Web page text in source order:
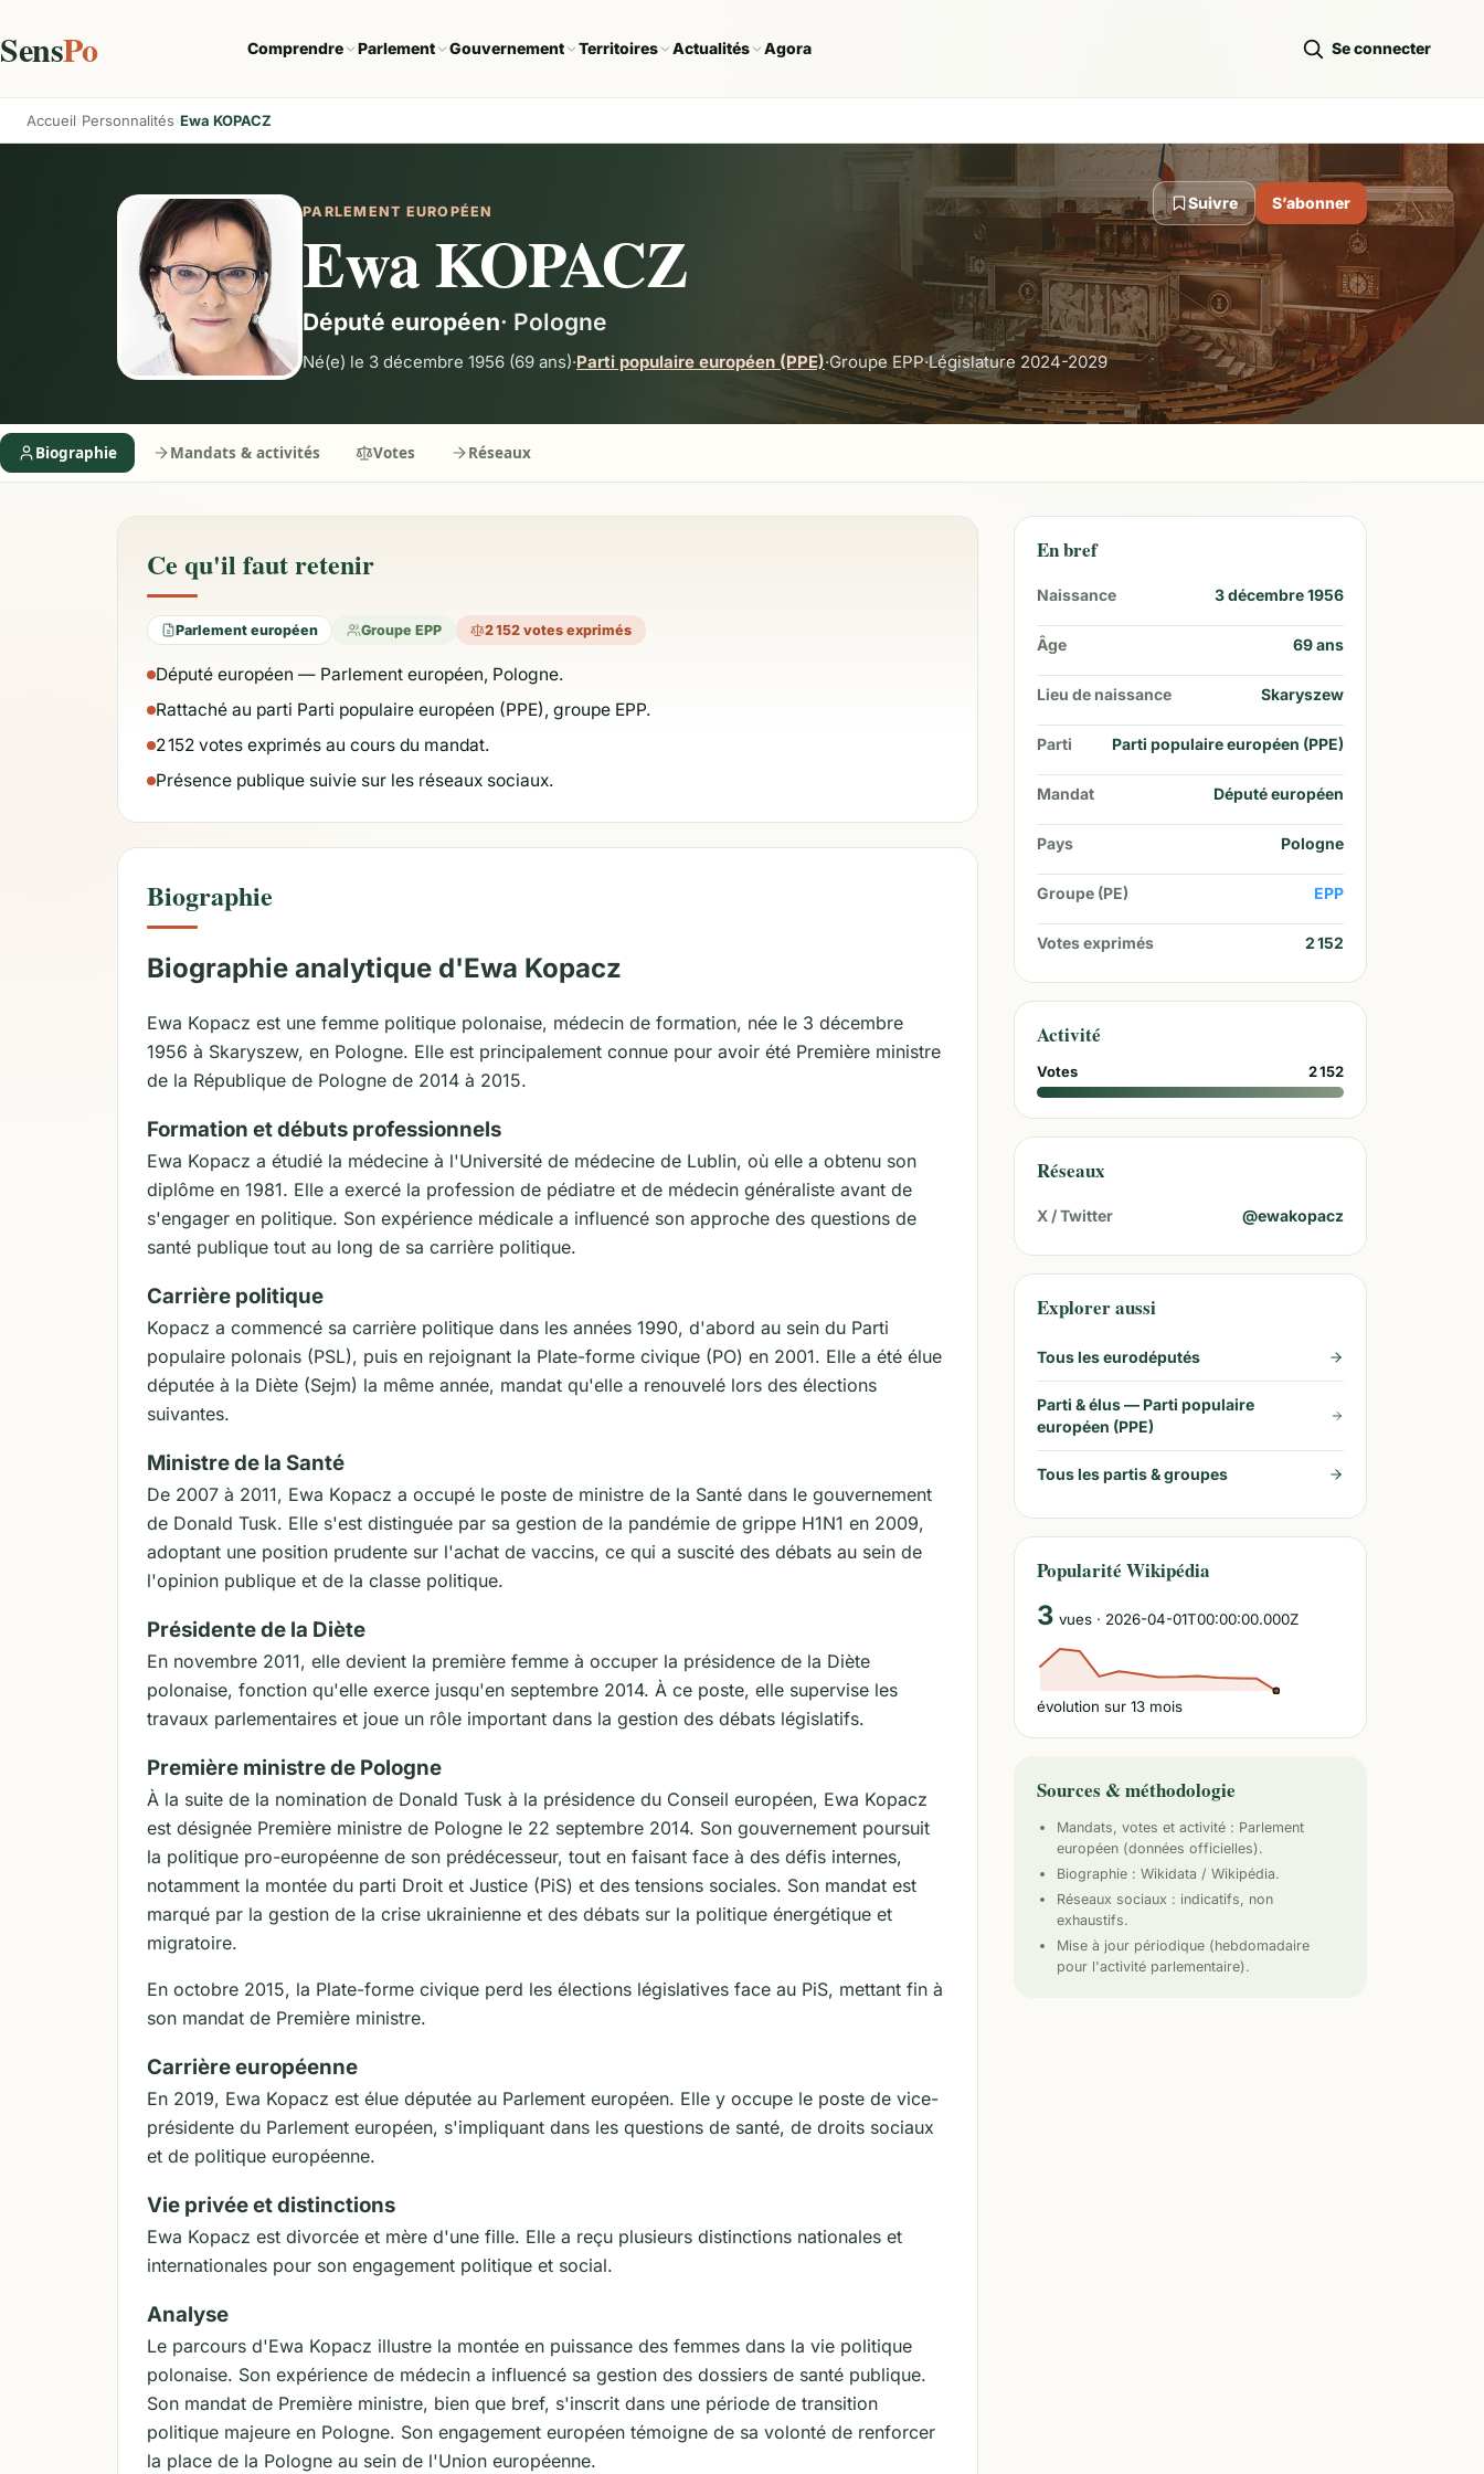
SensPo Comprendre Parlement Gouvernement Territoires Actualités Agora Se connecter
Accueil Personnalités Ewa KOPACZ
PARLEMENT EUROPÉEN
Ewa KOPACZ
Député européen· Pologne
Né(e) le 3 décembre 1956 (69 ans)·Parti populaire européen (PPE)·GroupeEPP·Législature 2024-2029
Suivre S’abonner
Biographie Mandats & activités Votes Réseaux
Ce qu'il faut retenir
Parlement européen Groupe EPP 2 152 votes exprimés
Député européen — Parlement européen, Pologne.
Rattaché au parti Parti populaire européen (PPE), groupe EPP.
2 152 votes exprimés au cours du mandat.
Présence publique suivie sur les réseaux sociaux.
Biographie
Biographie analytique d'Ewa Kopacz
Ewa Kopacz est une femme politique polonaise, médecin de formation, née le 3 décembre
1956 à Skaryszew, en Pologne. Elle est principalement connue pour avoir été Première ministre
de la République de Pologne de 2014 à 2015.
Formation et débuts professionnels
Ewa Kopacz a étudié la médecine à l'Université de médecine de Lublin, où elle a obtenu son
diplôme en 1981. Elle a exercé la profession de pédiatre et de médecin généraliste avant de
s'engager en politique. Son expérience médicale a influencé son approche des questions de
santé publique tout au long de sa carrière politique.
Carrière politique
Kopacz a commencé sa carrière politique dans les années 1990, d'abord au sein du Parti
populaire polonais (PSL), puis en rejoignant la Plate-forme civique (PO) en 2001. Elle a été élue
députée à la Diète (Sejm) la même année, mandat qu'elle a renouvelé lors des élections
suivantes.
Ministre de la Santé
De 2007 à 2011, Ewa Kopacz a occupé le poste de ministre de la Santé dans le gouvernement
de Donald Tusk. Elle s'est distinguée par sa gestion de la pandémie de grippe H1N1 en 2009,
adoptant une position prudente sur l'achat de vaccins, ce qui a suscité des débats au sein de
l'opinion publique et de la classe politique.
Présidente de la Diète
En novembre 2011, elle devient la première femme à occuper la présidence de la Diète
polonaise, fonction qu'elle exerce jusqu'en septembre 2014. À ce poste, elle supervise les
travaux parlementaires et joue un rôle important dans la gestion des débats législatifs.
Première ministre de Pologne
À la suite de la nomination de Donald Tusk à la présidence du Conseil européen, Ewa Kopacz
est désignée Première ministre de Pologne le 22 septembre 2014. Son gouvernement poursuit
la politique pro-européenne de son prédécesseur, tout en faisant face à des défis internes,
notamment la montée du parti Droit et Justice (PiS) et des tensions sociales. Son mandat est
marqué par la gestion de la crise ukrainienne et des débats sur la politique énergétique et
migratoire.
En octobre 2015, la Plate-forme civique perd les élections législatives face au PiS, mettant fin à
son mandat de Première ministre.
Carrière européenne
En 2019, Ewa Kopacz est élue députée au Parlement européen. Elle y occupe le poste de vice-
présidente du Parlement européen, s'impliquant dans les questions de santé, de droits sociaux
et de politique européenne.
Vie privée et distinctions
Ewa Kopacz est divorcée et mère d'une fille. Elle a reçu plusieurs distinctions nationales et
internationales pour son engagement politique et social.
Analyse
Le parcours d'Ewa Kopacz illustre la montée en puissance des femmes dans la vie politique
polonaise. Son expérience de médecin a influencé sa gestion des dossiers de santé publique.
Son mandat de Première ministre, bien que bref, s'inscrit dans une période de transition
politique majeure en Pologne. Son engagement européen témoigne de sa volonté de renforcer
la place de la Pologne au sein de l'Union européenne.
En bref
Naissance 3 décembre 1956
Âge 69ans
Lieu de naissance Skaryszew
Parti Parti populaire européen (PPE)
Mandat Député européen
Pays Pologne
Groupe (PE) EPP
Votes exprimés 2 152
Activité
Votes 2 152
Réseaux
X / Twitter @ewakopacz
Explorer aussi
Tous les eurodéputés
Parti & élus — Parti populaire
européen (PPE)
Tous les partis & groupes
Popularité Wikipédia
3 vues · 2026-04-01T00:00:00.000Z
évolution sur 13 mois
Sources & méthodologie
Mandats, votes et activité : Parlement
européen (données officielles).
Biographie : Wikidata / Wikipédia.
Réseaux sociaux : indicatifs, non
exhaustifs.
Mise à jour périodique (hebdomadaire
pour l'activité parlementaire).